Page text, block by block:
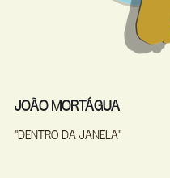
RESUMO 2021
LOCAIS 2023
GALERIA 2024
LOCAIS 2025
GALERIA 2025
PROGRAMAÇÃO
LOCAIS 2026
JOÃO MORTÁGUA
"DENTRO DA JANELA"